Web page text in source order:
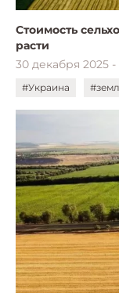
Стоимость
расти
30 декабря 2025
#Украина